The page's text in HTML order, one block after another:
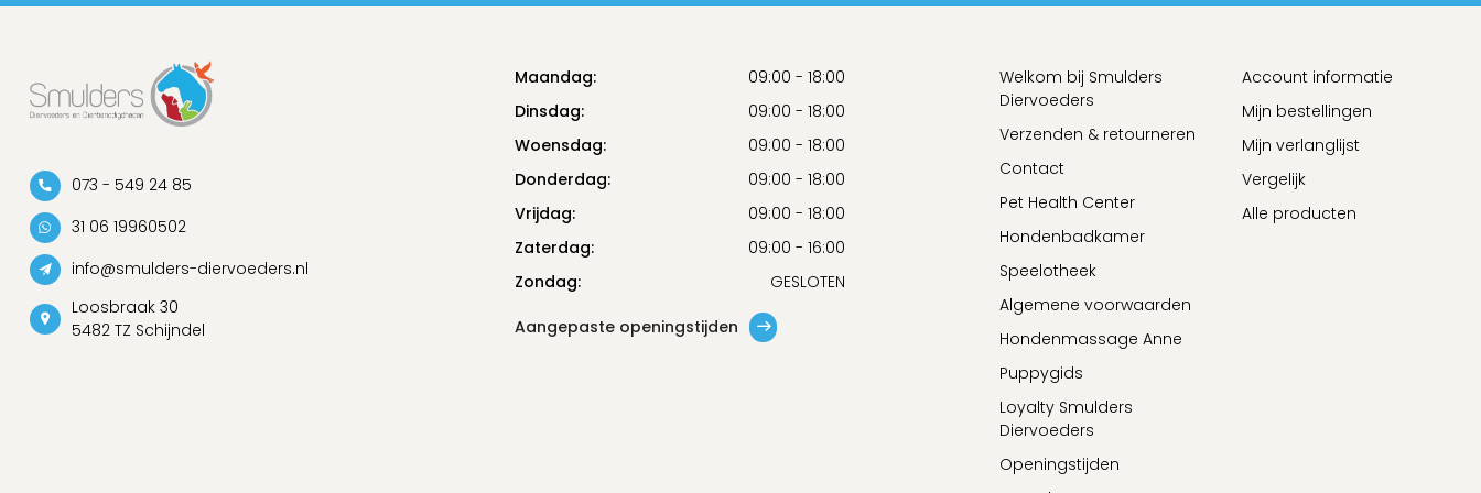
073 - 549 24 85
31 06 19960502
info@smulders-diervoeders.nl
Loosbraak 30
5482 TZ Schijndel
Maandag:
09:00 - 18:00
Dinsdag:
09:00 - 18:00
Woensdag:
09:00 - 18:00
Donderdag:
09:00 - 18:00
Vrijdag:
09:00 - 18:00
Zaterdag:
09:00 - 16:00
Zondag:
GESLOTEN
Aangepaste openingstijden
Welkom bij Smulders
Diervoeders
Verzenden & retourneren
Contact
Pet Health Center
Hondenbadkamer
Speelotheek
Algemene voorwaarden
Hondenmassage Anne
Puppygids
Loyalty Smulders
Diervoeders
Openingstijden
Account informatie
Mijn bestellingen
Mijn verlanglijst
Vergelijk
Alle producten